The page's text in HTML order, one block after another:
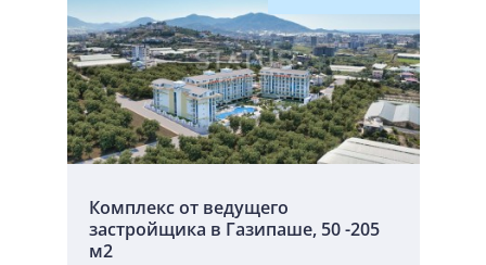
Комплекс от ведущего
застройщика в Газипаше, 50 -205
м2